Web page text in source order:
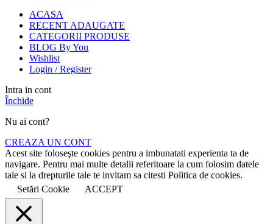
ACASA
RECENT ADAUGATE
CATEGORII PRODUSE
BLOG By You
Wishlist
Login / Register
Intra in cont
Închide
Nu ai cont?
CREAZA UN CONT
Acest site foloseşte cookies pentru a imbunatati experienta ta de
navigare. Pentru mai multe detalii referitoare la cum folosim datele
tale si la drepturile tale te invitam sa citesti Politica de cookies.
Setări Cookie
ACCEPT